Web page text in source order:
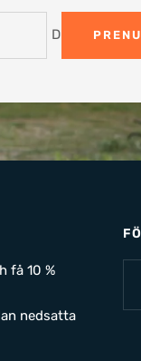
Din e-post
få 10 %
nedsatta